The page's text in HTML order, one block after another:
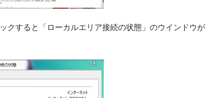
クすると「ローカルエリア接続の状態」のウインドウが